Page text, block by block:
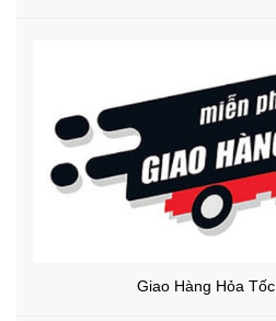
Giao Hàng Hỏa